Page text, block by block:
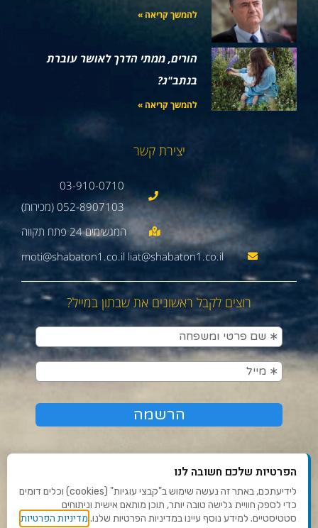
להמשך קריאה »
הורים, ממתי הדרך לאושר עוברת
בנתב"ג?
להמשך קריאה »
יצירת קשר
03-910-0710
052-8907103 (מכירות)
moti@shabaton1.co.il liat@shabaton1.co.il
רוצים לקבל ראשונים את שבתון במייל?
תנאי שימוש ומדיניות פרטיות
הפרטיות שלכם חשובה לנו
לידיעתכם, באתר זה נעשה שימוש ב"קבצי עוגיות" (cookies) וכלים דומים
כדי לספק חוויית גלישה טובה יותר, תוכן מותאם אישית וניתוחים
סטטיסטיים. למידע נוסף עיינו במדיניות הפרטיות שלנו. מדיניות הפרטיות